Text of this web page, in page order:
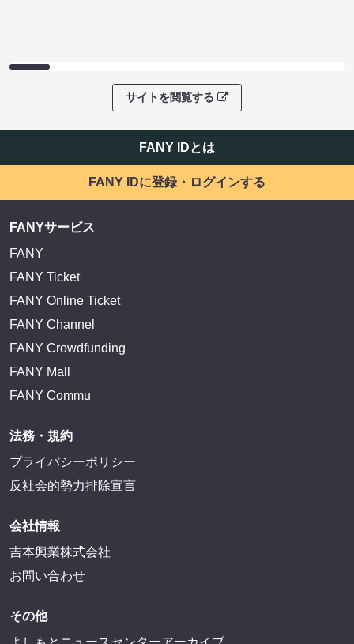
サイトを閲覧する
FANY IDとは
FANY IDに登録・ログインする
FANYサービス
FANY
FANY Ticket
FANY Online Ticket
FANY Channel
FANY Crowdfunding
FANY Mall
FANY Commu
法務・規約
プライバシーポリシー
反社会的勢力排除宣言
会社情報
吉本興業株式会社
お問い合わせ
その他